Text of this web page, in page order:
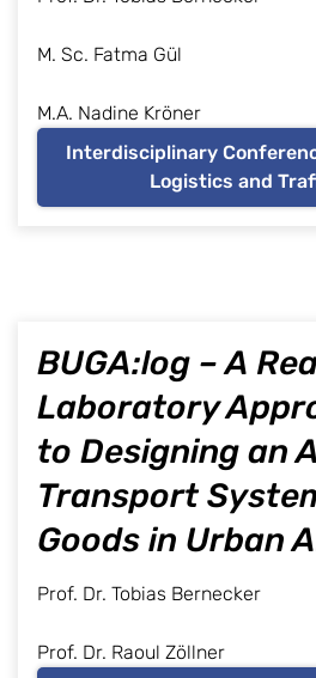
M. Sc. Fatma Gül
M.A. Nadine Kröner
Interdisciplinary
Logistics and
BUGA:log – A
Laboratory
to Designing an
Transport
Goods in Urban
Prof. Dr. Tobias Bernecker
Prof. Dr. Raoul Zöllner